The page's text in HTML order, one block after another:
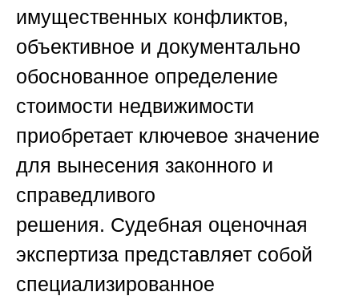
имущественных конфликтов,
объективное и документально
обоснованное определение
стоимости недвижимости
приобретает ключевое значение
для вынесения законного и
справедливого
решения. Судебная оценочная
экспертиза представляет собой
специализированное